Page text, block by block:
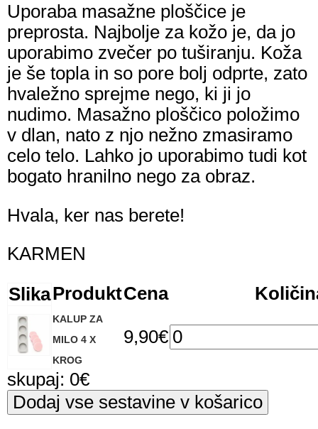
Uporaba masažne ploščice je
preprosta. Najbolje za kožo je, da jo
uporabimo zvečer po tuširanju. Koža
je še topla in so pore bolj odprte, zato
hvaležno sprejme nego, ki ji jo
nudimo. Masažno ploščico položimo
v dlan, nato z njo nežno zmasiramo
celo telo. Lahko jo uporabimo tudi kot
bogato hranilno nego za obraz.
Hvala, ker nas berete!
KARMEN
SlikaProduktCena
KALUP ZA
MILO 4 X
KROG
9,90€
skupaj: 0€